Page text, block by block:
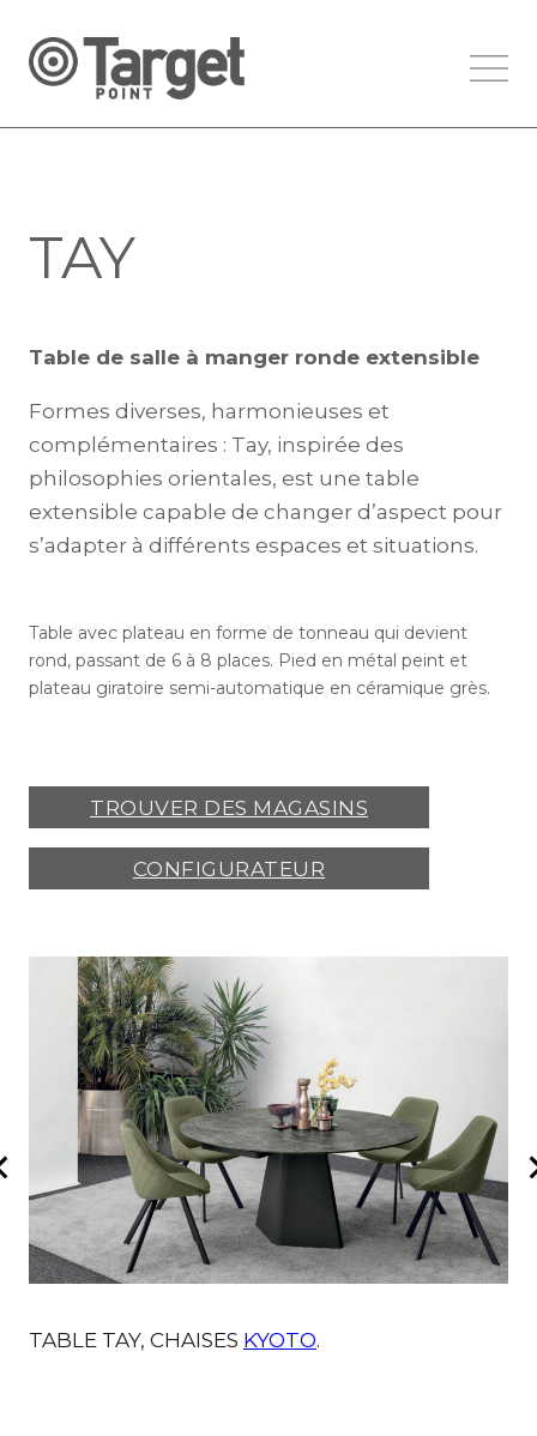
TABLE TAY, CHAISES KYOTO.
TAY
Table de salle à manger ronde extensible
Formes diverses, harmonieuses et
complémentaires : Tay, inspirée des
philosophies orientales, est une table
extensible capable de changer d’aspect pour
s’adapter à différents espaces et situations.
Table avec plateau en forme de tonneau qui devient
rond, passant de 6 à 8 places. Pied en métal peint et
plateau giratoire semi-automatique en céramique grès.
TROUVER DES MAGASINS
CONFIGURATEUR